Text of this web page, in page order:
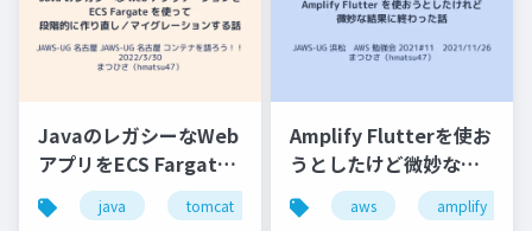
JavaのレガシーなWeb
アプリをECS Fargate
を使って段階的に作り
直し／マイグレーショ
java tomcat aws jaws-ug
Amplify Flutterを使お
うとしたけど微妙な結
果に終わった話
aws amplify